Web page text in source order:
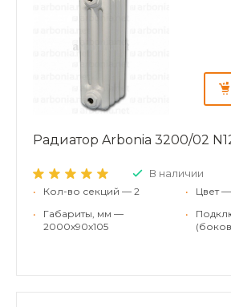
Радиатор Arbonia 3200/02
В наличии
•
Кол-во секций — 2
•
Габариты, мм —
2000x90x105
•
Цвет
•